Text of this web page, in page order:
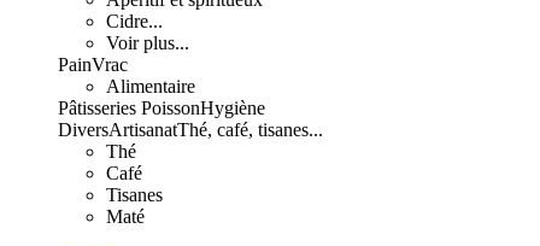
Cidre...
Voir plus...
PainVrac
Alimentaire
Pâtisseries PoissonHygiène
DiversArtisanatThé, café, tisanes...
Thé
Café
Tisanes
Maté